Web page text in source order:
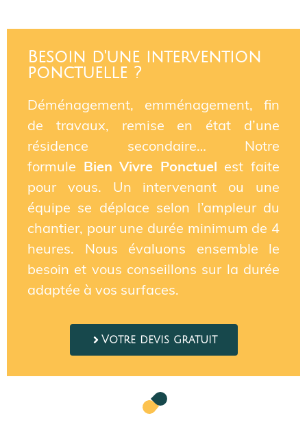
Besoin d'une intervention
ponctuelle ?
Déménagement, emménagement, fin
de travaux, remise en état d’une
résidence secondaire… Notre
formule Bien Vivre Ponctuel est faite
pour vous. Un intervenant ou une
équipe se déplace selon l’ampleur du
chantier, pour une durée minimum de 4
heures. Nous évaluons ensemble le
besoin et vous conseillons sur la durée
adaptée à vos surfaces.
Votre devis gratuit